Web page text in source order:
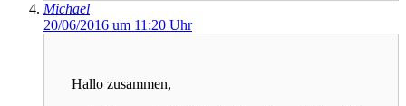
Michael
20/06/2016 um 11:20 Uhr
Hallo zusammen,